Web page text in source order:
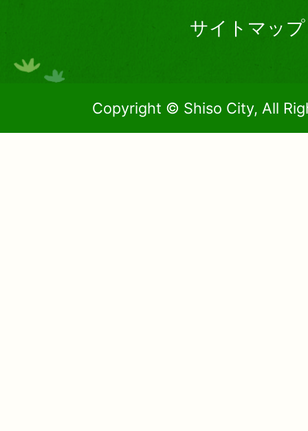
サイトマップ
Copyright © Shiso City, All